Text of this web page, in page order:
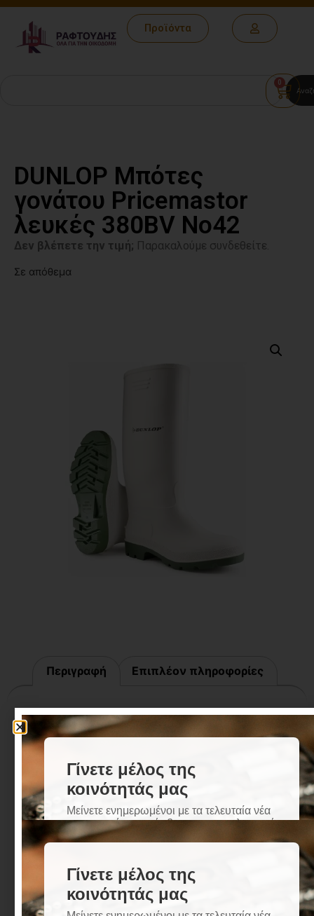
Προϊόντα
0
DUNLOP Μπότες
γονάτου Pricemastor
λευκές 380BV No42
Δεν βλέπετε την τιμή; Παρακαλούμε συνδεθείτε.
Σε απόθεμα
Περιγραφή Επιπλέον πληροφορίες
Περιγραφή
Τεχνικά Χαρακτηριστικά:
Τύπος: DUNLOP ΜΠΟΤΕΣ ΓΟΝΑΤΟΥ Pricemastor
ΛΕΥΚΕΣ 380BV No42
Χρώμα: Λευκό
Αδιάβροχες: Ναι, Για Προστασία σε Υγρές
Συνθήκες
Ανθεκτικές σε Διάφορα Χημικά: Ναι
Εξωτερική Σόλα: Ανθεκτική στο Λάδι